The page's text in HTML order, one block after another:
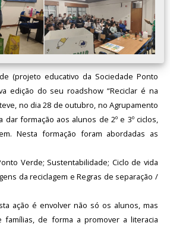
(projeto educativo da Sociedade Ponto
edição do seu roadshow “Reciclar é na
no dia 28 de outubro, no Agrupamento
dar formação aos alunos de 2º e 3º ciclos,
Nesta formação foram abordadas as
Verde; Sustentabilidade; Ciclo de vida
da reciclagem e Regras de separação /
ação é envolver não só os alunos, mas
famílias, de forma a promover a literacia